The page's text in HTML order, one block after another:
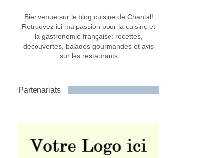
Bienvenue sur le blog cuisine de Chantal!
Retrouvez ici ma passion pour la cuisine et
la gastronomie française: recettes,
découvertes, balades gourmandes et avis
sur les restaurants
Partenariats